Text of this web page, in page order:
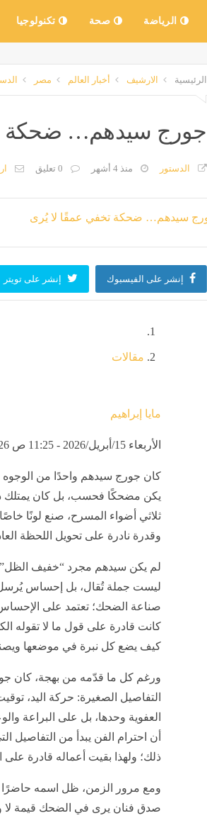
الرياضة صحة تكنولوجيا
الرئيسية الارشيف أخبار العالم مصر
جورج سيدهم… ضحكة
الدستور منذ 4 أشهر 0 تعليق
إنشر على الفيسبوك إنشر على تويتر
مقالات
مايا إبراهيم
الأربعاء 15/أبريل/2026 - 11:25 ص AM
كان جورج سيدهم واحدًا من الوجوه
يكن مضحكًا فحسب، بل كان يمتلك
ثلاثي أضواء المسرح، صنع لونًا
وقدرة نادرة على تحويل اللحظة
لم يكن سيدهم مجرد “خفيف الظل”،
ليست جملة تُقال، بل إحساس يُرسل
صناعة الضحك؛ تعتمد على
كانت قادرة على قول ما لا تقوله
كيف يضع كل نبرة في موضعها
ورغم كل ما قدّمه من بهجة، كان
التفاصيل الصغيرة: حركة اليد،
العفوية وحدها، بل على البراعة
أن احترام الفن يبدأ من التفاصيل
ذلك؛ ولهذا بقيت أعماله قادرة على
ومع مرور الزمن، ظل اسمه حاضرًا
صدق فنان يرى في الضحك قيمة لا